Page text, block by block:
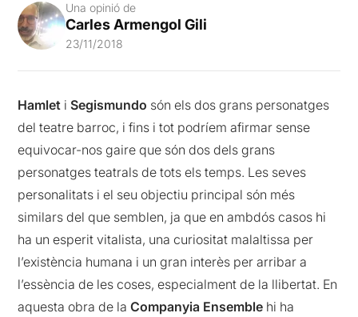
Una opinió de
Carles Armengol Gili
23/11/2018
Hamlet iSegismundo són els dos grans personatges
del teatre barroc, i fins i tot podríem afirmar sense
equivocar-nos gaire que són dos dels grans
personatges teatrals de tots els temps. Les seves
personalitats i el seu objectiu principal són més
similars del que semblen, ja que en ambdós casos hi
ha un esperit vitalista, una curiositat malaltissa per
l’existència humana i un gran interès per arribar a
l’essència de les coses, especialment de la llibertat. En
aquesta obra de laCompanyia Ensemble hi ha